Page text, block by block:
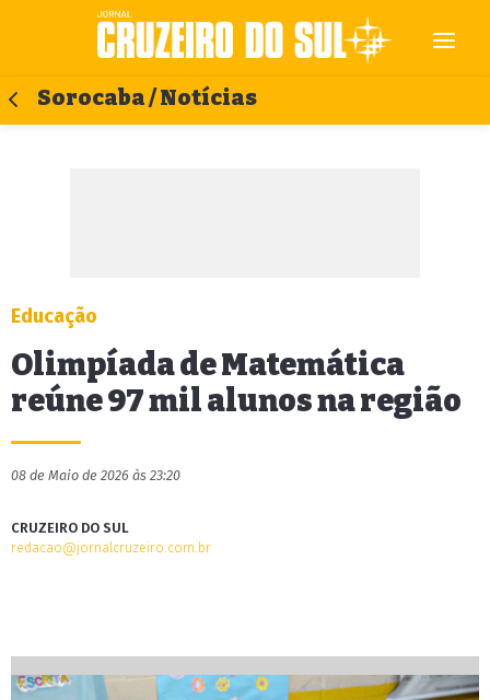
Sorocaba / Notícias
Educação
Olimpíada de Matemática
reúne 97 mil alunos na região
08 de Maio de 2026 às 23:20
CRUZEIRO DO SUL
redacao@jornalcruzeiro.com.br